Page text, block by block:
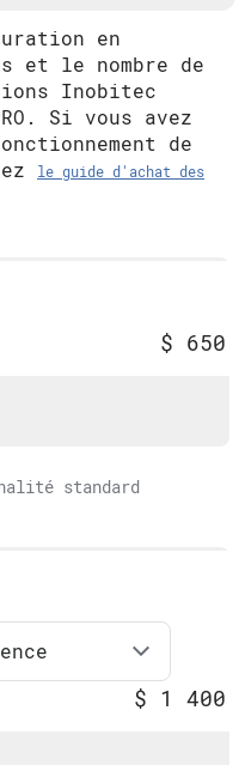
en
et le nombre de
Inobitec
Si vous avez
de
le guide d'achat des
$ 650
standard
$ 1 400